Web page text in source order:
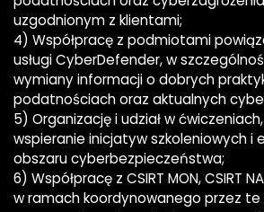
uzgodnionym z klientami;
4) Współpracę z podmiotami
usługi CyberDefender, w
wymiany informacji o dobrych
podatnościach oraz aktualnych
5) Organizację i udział w
wspieranie inicjatyw szkoleniowych i
obszaru cyberbezpieczeństwa;
6) Współpracę z CSIRT MON, CSIRT
w ramach koordynowanego przez te